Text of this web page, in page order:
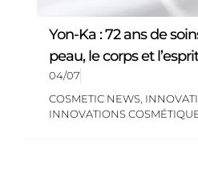
Yon-Ka : 72 ans de
peau, le corps et l’esprit
04/07
COSMETIC NEWS,
INNOVATIONS